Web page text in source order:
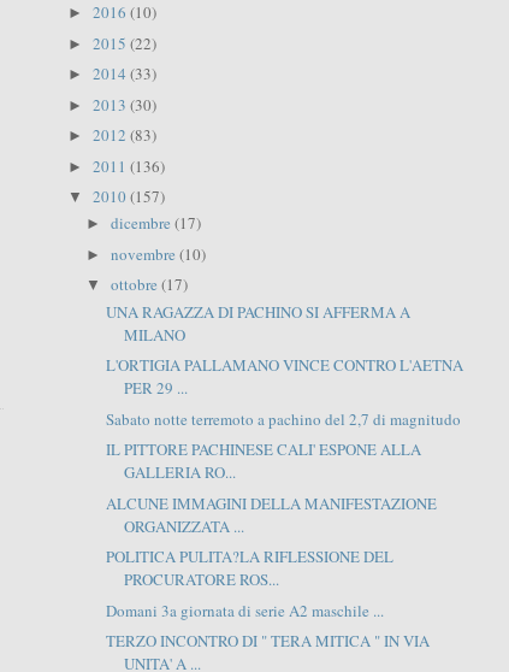
► 2016 (10)
► 2015 (22)
► 2014 (33)
► 2013 (30)
► 2012 (83)
► 2011 (136)
▼ 2010 (157)
►dicembre(17)
►novembre(10)
▼ottobre(17)
UNA RAGAZZA DI PACHINO SI AFFERMA A
MILANO
L'ORTIGIA PALLAMANO VINCE CONTRO L'AETNA
PER 29 ...
Sabato notte terremoto a pachino del 2,7 di magnitudo
IL PITTORE PACHINESE CALI' ESPONE ALLA
GALLERIA RO...
ALCUNE IMMAGINI DELLA MANIFESTAZIONE
ORGANIZZATA ...
POLITICA PULITA?LA RIFLESSIONE DEL
PROCURATORE ROS...
Domani 3a giornata di serie A2 maschile ...
TERZO INCONTRO DI " TERA MITICA " IN VIA
UNITA' A ...